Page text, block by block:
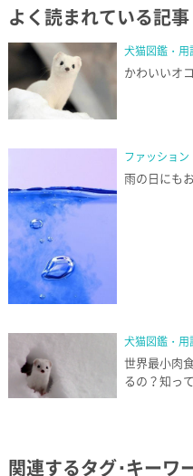
よく読まれている記事
犬猫図鑑・用
かわいいオ
ファッション
雨の日にも
犬猫図鑑・用
世界最小肉
るの？知っ
関連するタグ･キーワ